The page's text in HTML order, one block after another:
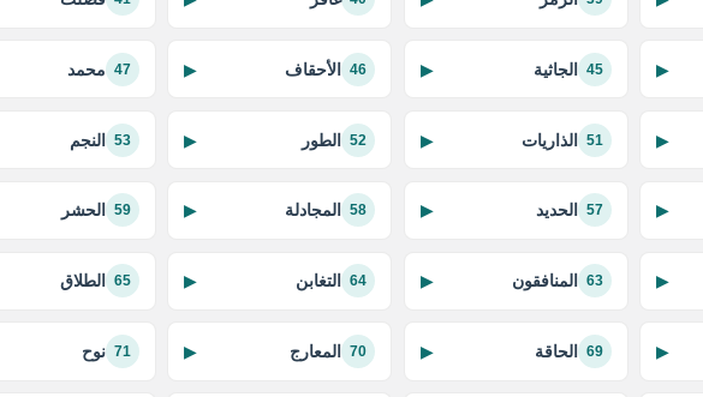
▶
45 الجاثية ▶
46 الأحقاف ▶
47 محمد
▶
51 الذاريات ▶
52 الطور ▶
53 النجم
▶
57 الحديد ▶
58 المجادلة ▶
59 الحشر
▶
63 المنافقون ▶
64 التغابن ▶
65 الطلاق
▶
69 الحاقة ▶
70 المعارج ▶
71 نوح